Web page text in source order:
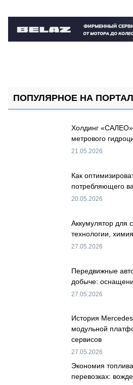
ПОПУЛЯРНОЕ НА
Холдинг
метрового
21.05.2026
Как
потребляющего
20.05.2026
Аккумулятор для
технологии,
27.05.2026
Передвижные
добыче:
27.05.2026
История
модульной
сервисов
27.05.2026
Экономия
перевозках: